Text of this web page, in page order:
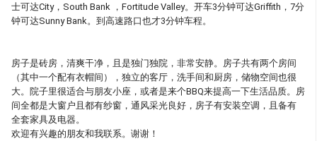
士可达City，South Bank ，Fortitude Valley。开车3分钟可达Griffith，7分
钟可达Sunny Bank。到高速路口也才3分钟车程。
房子是砖房，清爽干净，且是独门独院，非常安静。房子共有两个房间
（其中一个配有衣帽间），独立的客厅，洗手间和厨房，储物空间也很
大。院子里很适合与朋友小座，或者是来个BBQ来提高一下生活品质。房
间全都是大窗户且都有纱窗，通风采光良好，房子有安装空调，且备有
全套家具及电器。
欢迎有兴趣的朋友和我联系。谢谢！